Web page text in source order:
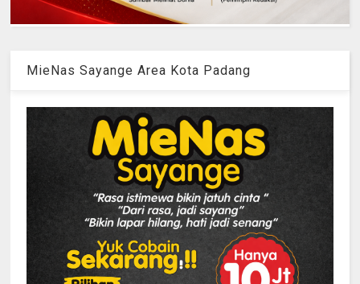
MieNas Sayange Area Kota Padang